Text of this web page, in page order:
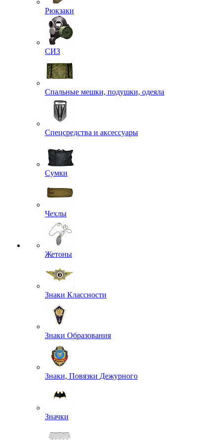
Рюкзаки
СИЗ
Спальные мешки, подушки, одеяла
Спецсредства и аксессуары
Сумки
Чехлы
Жетоны
Знаки Классности
Знаки Образования
Знаки, Повязки Дежурного
Значки